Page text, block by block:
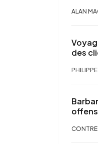
ALAN
des